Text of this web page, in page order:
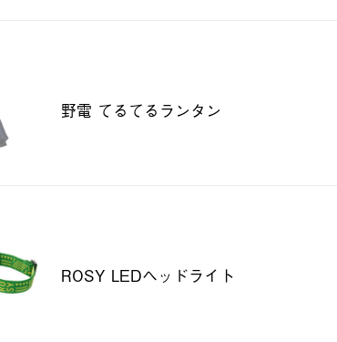
野電 てるてるランタン
ROSY LEDヘッドライト